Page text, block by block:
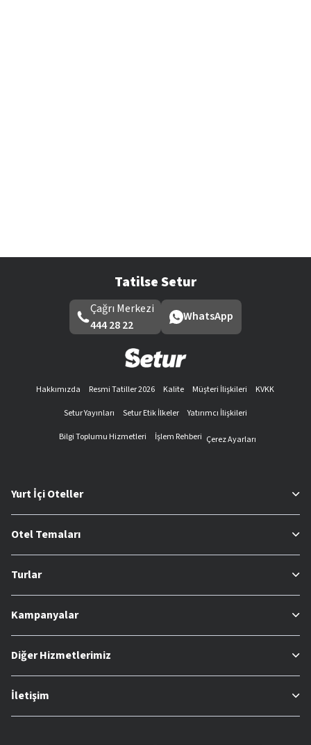
Tatilse Setur
Çağrı Merkezi
444 28 22
WhatsApp
Hakkımızda Resmi Tatiller 2026 Kalite Müşteri İlişkileri
KVKK
Setur Yayınları
Setur Etik İlkeler
Yatırımcı İlişkileri
Bilgi Toplumu Hizmetleri
İşlem Rehberi Çerez Ayarları
Yurt İçi Oteller
Otel Temaları
Turlar
Kampanyalar
Diğer Hizmetlerimiz
İletişim